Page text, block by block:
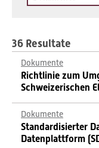
36 Resultate
Dokumente
Richtlinie zum
Schweizerischen
Dokumente
Standardisierter
Datenplattform